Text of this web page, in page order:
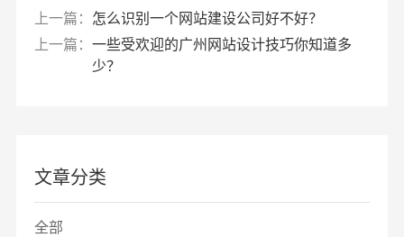
上一篇： 怎么识别一个网站建设公司好不好？
上一篇： 一些受欢迎的广州网站设计技巧你知道多
少？
文章分类
全部